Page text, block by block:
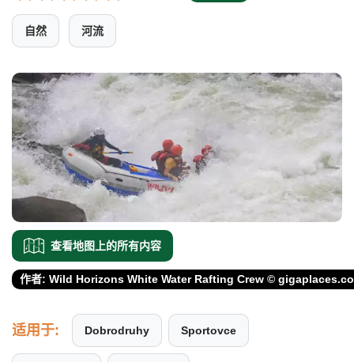
自然 河流
查看地图上的所有内容
作者: Wild Horizons White Water Rafting Crew ©
适用于: Dobrodruhy Sportovce